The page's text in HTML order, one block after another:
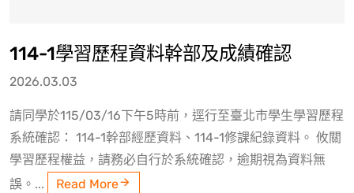
114-1學習歷程資料幹部及成績確認
2026.03.03
請同學於115/03/16下午5時前，逕行至臺北市學生學習歷程
系統確認： 114-1幹部經歷資料、114-1修課紀錄資料。 攸關
學習歷程權益，請務必自行於系統確認，逾期視為資料無
誤。...
Read More